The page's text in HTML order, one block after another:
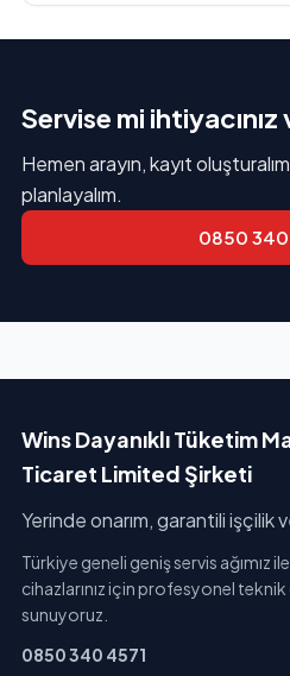
Servise mi ihtiyacınız
Hemen arayın, kayıt
planlayalım.
0850 340
Wins Dayanıklı Tüketim
Ticaret Limited Şirketi
Yerinde onarım, garantili işçilik
Türkiye geneli geniş servis ağımız
cihazlarınız için profesyonel
sunuyoruz.
0850 340 4571